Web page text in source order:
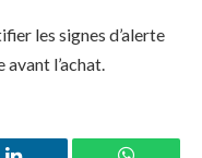
les signes d’alerte
avant l’achat.